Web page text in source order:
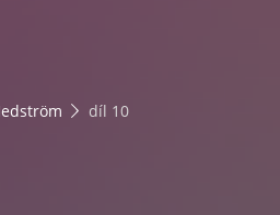
díl 10